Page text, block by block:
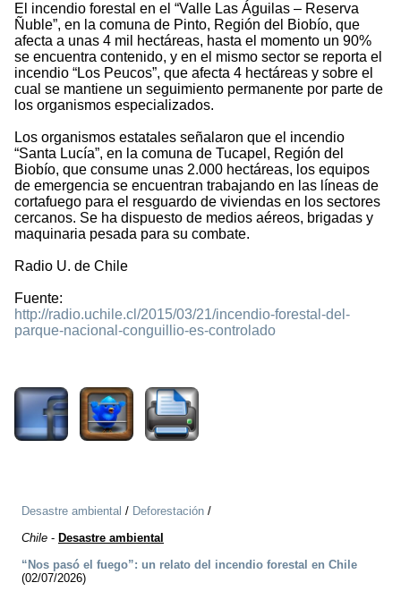
El incendio forestal en el “Valle Las Águilas – Reserva
Ñuble”, en la comuna de Pinto, Región del Biobío, que
afecta a unas 4 mil hectáreas, hasta el momento un 90%
se encuentra contenido, y en el mismo sector se reporta el
incendio “Los Peucos”, que afecta 4 hectáreas y sobre el
cual se mantiene un seguimiento permanente por parte de
los organismos especializados.
Los organismos estatales señalaron que el incendio
“Santa Lucía”, en la comuna de Tucapel, Región del
Biobío, que consume unas 2.000 hectáreas, los equipos
de emergencia se encuentran trabajando en las líneas de
cortafuego para el resguardo de viviendas en los sectores
cercanos. Se ha dispuesto de medios aéreos, brigadas y
maquinaria pesada para su combate.
Radio U. de Chile
Fuente:
http://radio.uchile.cl/2015/03/21/incendio-forestal-del-
parque-nacional-conguillio-es-controlado
Desastre ambiental / Deforestación /
Chile - Desastre ambiental
“Nos pasó el fuego”: un relato del incendio forestal en Chile
(02/07/2026)